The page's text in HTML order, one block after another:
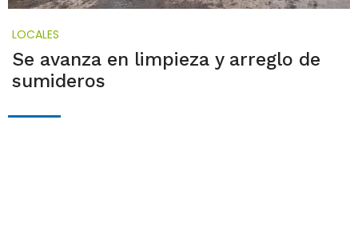
LOCALES
Se avanza en limpieza y arreglo de
sumideros